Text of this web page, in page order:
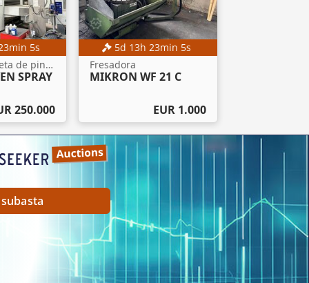
min 3s
Planta completa de pintura
SPRAY
250.000
5d 13h 23min 3s
Fresadora
MIKRON WF 21 C
EUR 1.000